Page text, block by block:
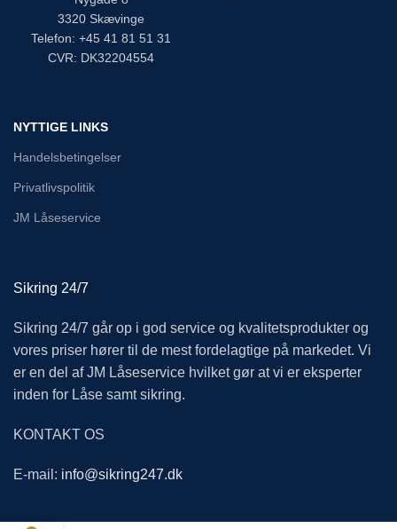
3320 Skævinge
Telefon: +45 41 81 51 31
CVR: DK32204554
NYTTIGE LINKS
Handelsbetingelser
Privatlivspolitik
JM Låseservice
Sikring 24/7
Sikring 24/7 går op i god service og kvalitetsprodukter og
vores priser hører til de mest fordelagtige på markedet. Vi
er en del af JM Låseservice hvilket gør at vi er eksperter
inden for Låse samt sikring.
KONTAKT OS
E-mail: info@sikring247.dk